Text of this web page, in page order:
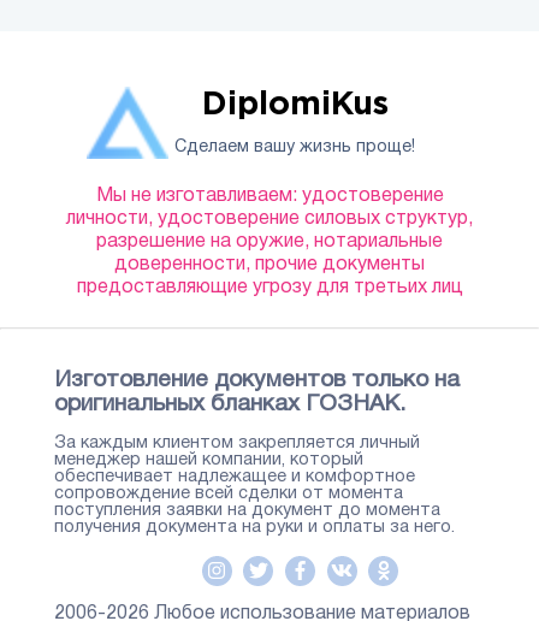
DiplomiKus
Сделаем вашу жизнь проще!
Мы не изготавливаем: удостоверение
личности, удостоверение силовых структур,
разрешение на оружие, нотариальные
доверенности, прочие документы
предоставляющие угрозу для третьих лиц
Изготовление документов только на
оригинальных бланках ГОЗНАК.
За каждым клиентом закрепляется личный
менеджер нашей компании, который
обеспечивает надлежащее и комфортное
сопровождение всей сделки от момента
поступления заявки на документ до момента
получения документа на руки и оплаты за него.
2006-2026 Любое использование материалов